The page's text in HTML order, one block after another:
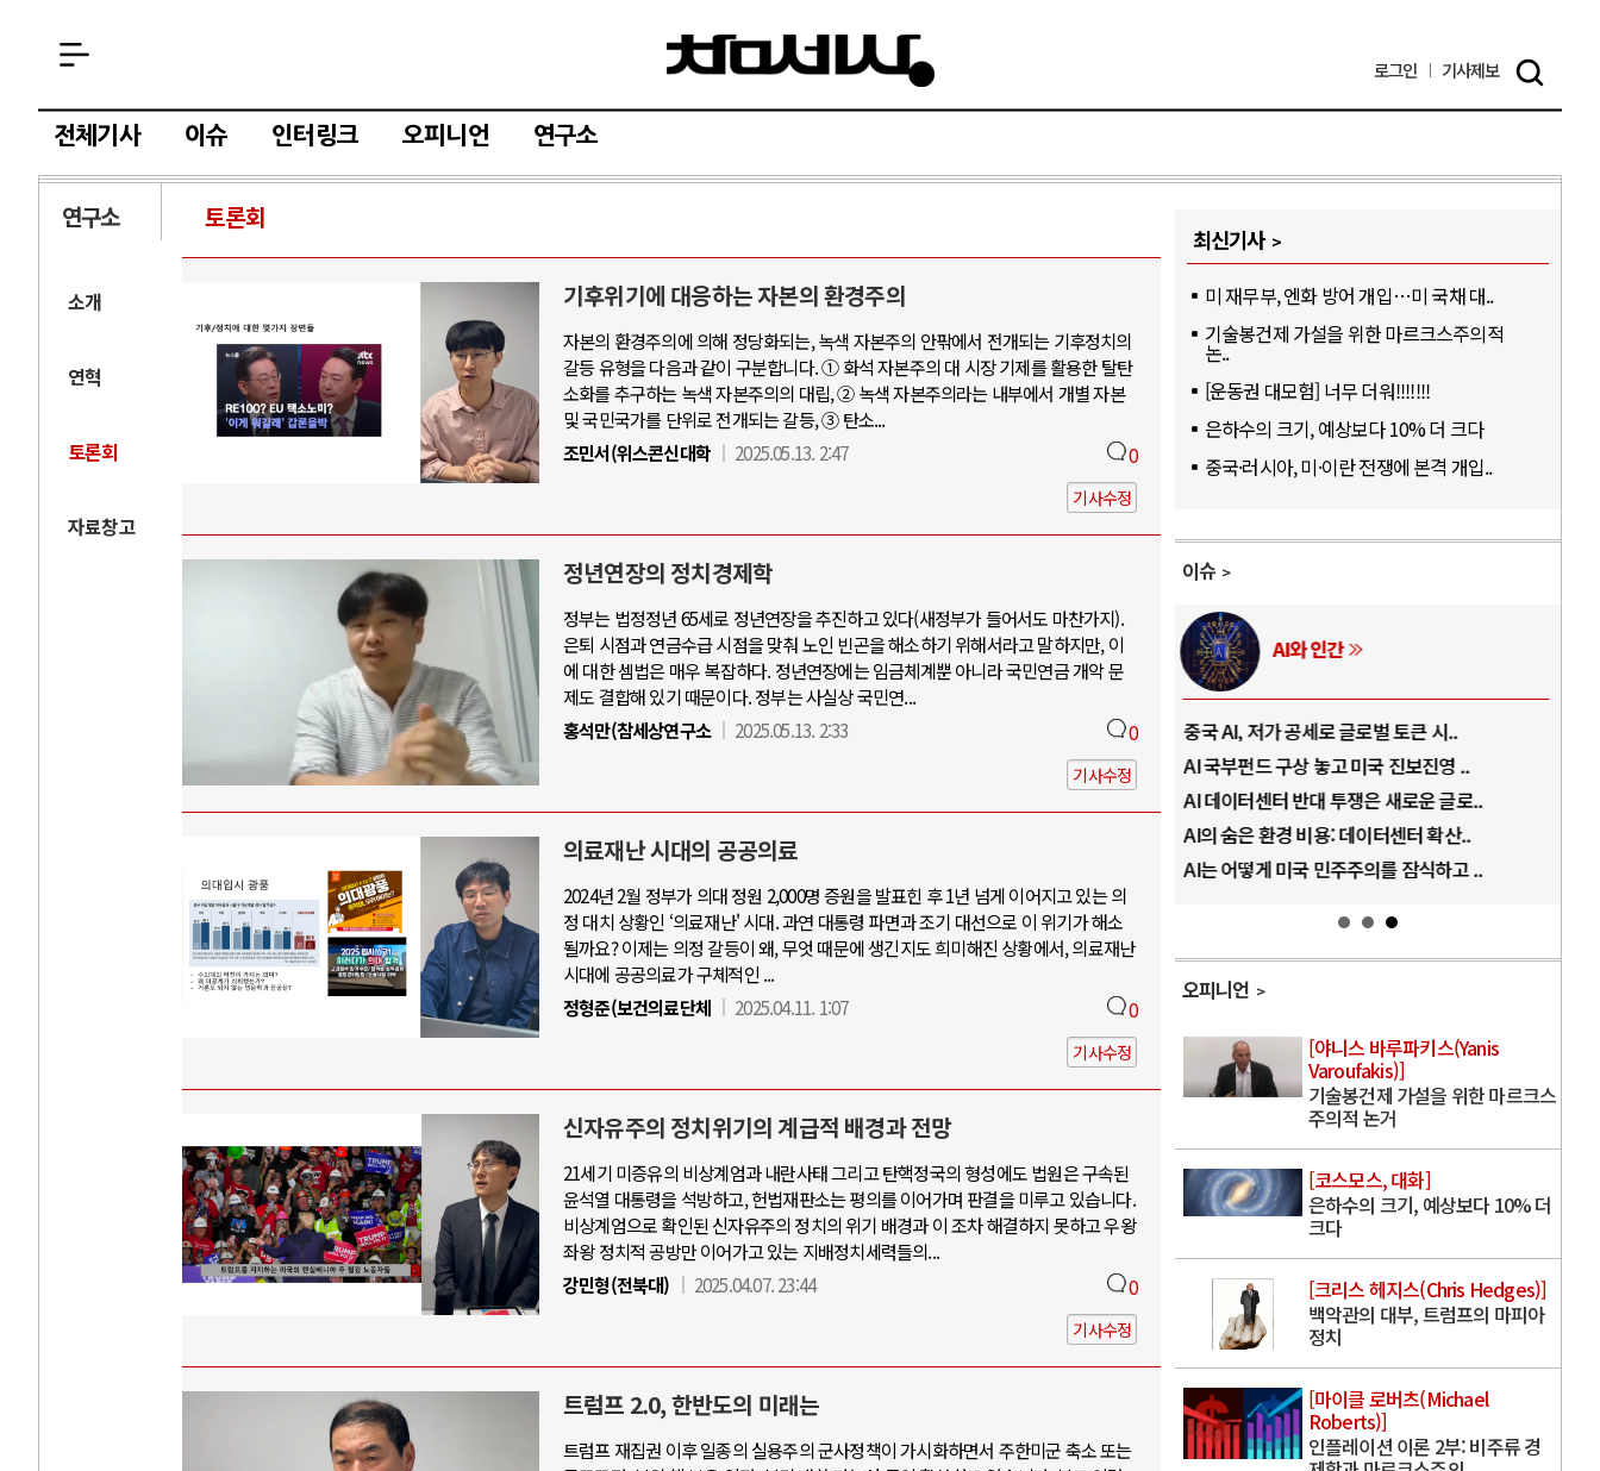
로그인 기사제보
전체기사 이슈 인터링크 오피니언 연구소
연구소 토론회
소개
연혁
토론회
자료창고
기후위기에 대응하는 자본의 환경주의
자본의 환경주의에 의해 정당화되는, 녹색 자본주의 안팎에서 전개되는 기후정치의
갈등 유형을 다음과 같이 구분합니다. ① 화석 자본주의 대 시장 기제를 활용한 탈탄
소화를 추구하는 녹색 자본주의의 대립, ② 녹색 자본주의라는 내부에서 개별 자본
및 국민국가를 단위로 전개되는 갈등, ③ 탄소...
조민서(위스콘신대학
2025.05.13. 2:47 0
기사수정
정년연장의 정치경제학
정부는 법정정년 65세로 정년연장을 추진하고 있다(새정부가 들어서도 마찬가지).
은퇴 시점과 연금수급 시점을 맞춰 노인 빈곤을 해소하기 위해서라고 말하지만, 이
에 대한 셈법은 매우 복잡하다. 정년연장에는 임금체계뿐 아니라 국민연금 개악 문
제도 결합해 있기 때문이다. 정부는 사실상 국민연...
홍석만(참세상연구소
2025.05.13. 2:33 0
기사수정
의료재난 시대의 공공의료
2024년 2월 정부가 의대 정원 2,000명 증원을 발표힌 후 1년 넘게 이어지고 있는 의
정 대치 상황인 ‘의료재난' 시대. 과연 대통령 파면과 조기 대선으로 이 위기가 해소
될까요? 이제는 의정 갈등이 왜, 무엇 때문에 생긴지도 희미해진 상황에서, 의료재난
시대에 공공의료가 구체적인 ...
정형준(보건의료단체
2025.04.11. 1:07 0
기사수정
신자유주의 정치위기의 계급적 배경과 전망
21세기 미증유의 비상계엄과 내란사태 그리고 탄핵정국의 형성에도 법원은 구속된
윤석열 대통령을 석방하고, 헌법재판소는 평의를 이어가며 판결을 미루고 있습니다.
비상계엄으로 확인된 신자유주의 정치의 위기 배경과 이 조차 해결하지 못하고 우왕
좌왕 정치적 공방만 이어가고 있는 지배정치세력들의...
강민형(전북대)
2025.04.07. 23:44 0
기사수정
트럼프 2.0, 한반도의 미래는
트럼프 재집권 이후 일종의 실용주의 군사정책이 가시화하면서 주한미군 축소 또는
최신기사
미 재무부, 엔화 방어 개입…미 국채 대..
기술봉건제 가설을 위한 마르크스주의적
논..
[운동권 대모험] 너무 더워!!!!!!!
은하수의 크기, 예상보다 10% 더 크다
중국·러시아, 미·이란 전쟁에 본격 개입..
이슈
중국 AI, 저가 공세로 글로벌 토큰 시..
AI 국부펀드 구상 놓고 미국 진보진영 ..
러시아-우크라이나 전쟁
전쟁의 추상화: 우크라이나, 대리전의 역..
EU·우크라이나 드론 협력 직후, 러시아..
우크라이나, 덴마크, 에스토니아, 네덜란..
러·우크라, 대규모 공습 주고받아…민간 ..
중동 위기
호르무즈 갈등 격화, 트럼프 정치·경제 ..
호르무즈 해협 통행료를 철회한 트럼프
이란, 호르무즈 해협 봉쇄 선택한 배경
AI와 인간
중국 AI, 저가 공세로 글로벌 토큰 시..
AI 국부펀드 구상 놓고 미국 진보진영 ..
AI 데이터센터 반대 투쟁은 새로운 글로..
AI의 숨은 환경 비용: 데이터센터 확산..
AI는 어떻게 미국 민주주의를 잠식하고 ..
오피니언
[야니스 바루파키스(Yanis
Varoufakis)]
기술봉건제 가설을 위한 마르크스
주의적 논거
[코스모스, 대화]
은하수의 크기, 예상보다 10% 더
크다
[크리스 헤지스(Chris Hedges)]
백악관의 대부, 트럼프의 마피아
정치
[마이클 로버츠(Michael
Roberts)]
인플레이션 이론 2부: 비주류 경